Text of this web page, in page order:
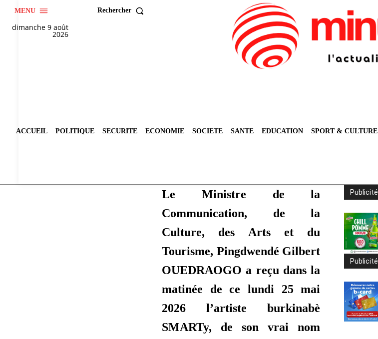
MENU Rechercher
dimanche 9 août
2026
ACCUEIL POLITIQUE SECURITE ECONOMIE SOCIETE SANTE EDUCATION SPORT & CULTURE
Le Ministre de la
Communication, de la
Culture, des Arts et du
Tourisme, Pingdwendé Gilbert
OUEDRAOGO a reçu dans la
matinée de ce lundi 25 mai
2026 l’artiste burkinabè
SMARTy, de son vrai nom
Publicité
Publicité